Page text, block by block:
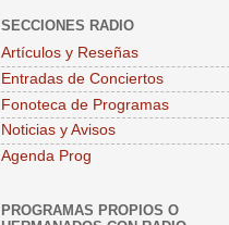
SECCIONES RADIO
Artículos y Reseñas
Entradas de Conciertos
Fonoteca de Programas
Noticias y Avisos
Agenda Prog
PROGRAMAS PROPIOS O